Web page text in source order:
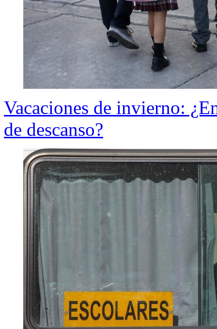
Vacaciones de invierno:
de descanso?